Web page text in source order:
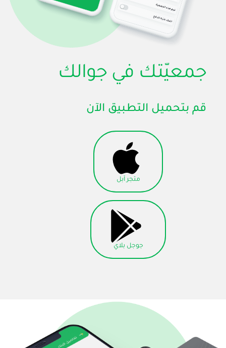
جمعيّتك في جوالك
قم بتحميل التطبيق الآن
متجر آبل
جوجل بلاي